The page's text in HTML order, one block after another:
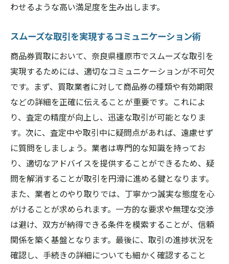
わせるような高い満足度を生み出します。
スムーズな取引を実現するコミュニケーション術
商品券買取において、奈良県橿原市でスムーズな取引を
実現するためには、適切なコミュニケーションが不可欠
です。まず、買取業者に対して商品券の種類や有効期限
などの詳細を正確に伝えることが重要です。これによ
り、査定の精度が向上し、迅速な取引が可能となりま
す。次に、査定中や取引中に疑問点があれば、遠慮せず
に質問をしましょう。業者は専門的な知識を持ってお
り、適切なアドバイスを提供することができるため、疑
問を解消することが取引を円滑に進める鍵となります。
また、業者とのやり取りでは、丁寧かつ誠実な態度を心
がけることが求められます。一方的な要求や無理な交渉
は避け、双方が納得できる条件を模索することが、信頼
関係を築く基盤となります。最後に、取引の進捗状況を
確認し、手続きの詳細についても細かく確認すること